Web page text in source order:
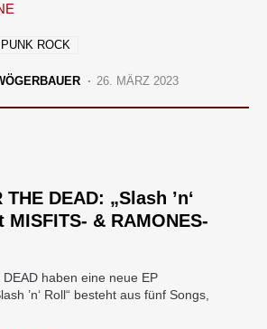
PUNK ROCK
26. MÄRZ 2023
THE DEAD: „Slash ’n‘
MISFITS- & RAMONES-
DEAD haben eine neue EP
’n‘ Roll“ besteht aus fünf Songs,